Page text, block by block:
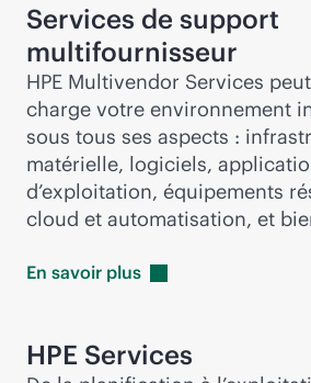
Services de support
multifournisseur
HPE Multivendor Services
charge votre environnement
sous tous ses aspects :
matérielle, logiciels,
d’exploitation, équipements
cloud et automatisation, et
En savoir plus
HPE Services